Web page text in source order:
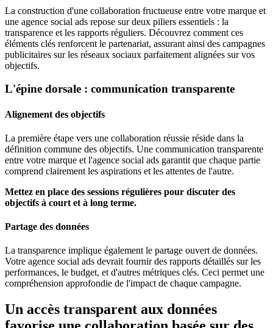
La construction d'une collaboration fructueuse entre votre marque et
une agence social ads repose sur deux piliers essentiels : la
transparence et les rapports réguliers. Découvrez comment ces
éléments clés renforcent le partenariat, assurant ainsi des campagnes
publicitaires sur les réseaux sociaux parfaitement alignées sur vos
objectifs.
L'épine dorsale : communication transparente
Alignement des objectifs
La première étape vers une collaboration réussie réside dans la
définition commune des objectifs. Une communication transparente
entre votre marque et l'agence social ads garantit que chaque partie
comprend clairement les aspirations et les attentes de l'autre.
Mettez en place des sessions régulières pour discuter des
objectifs à court et à long terme.
Partage des données
La transparence implique également le partage ouvert de données.
Votre agence social ads devrait fournir des rapports détaillés sur les
performances, le budget, et d'autres métriques clés. Ceci permet une
compréhension approfondie de l'impact de chaque campagne.
Un accès transparent aux données